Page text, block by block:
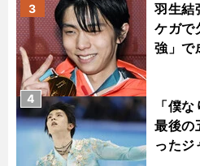
羽生結
ケガで
強」で
3
「僕
最後の
ったジ
4